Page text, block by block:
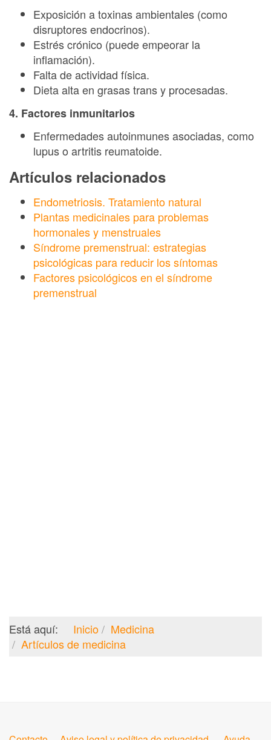
Exposición a toxinas ambientales (como
disruptores endocrinos).
Estrés crónico (puede empeorar la
inflamación).
Falta de actividad física.
Dieta alta en grasas trans y procesadas.
4. Factores inmunitarios
Enfermedades autoinmunes asociadas, como
lupus o artritis reumatoide.
Artículos relacionados
Endometriosis. Tratamiento natural
Plantas medicinales para problemas
hormonales y menstruales
Síndrome premenstrual: estrategias
psicológicas para reducir los síntomas
Factores psicológicos en el síndrome
premenstrual
Está aquí: Inicio
Medicina
Artículos de medicina